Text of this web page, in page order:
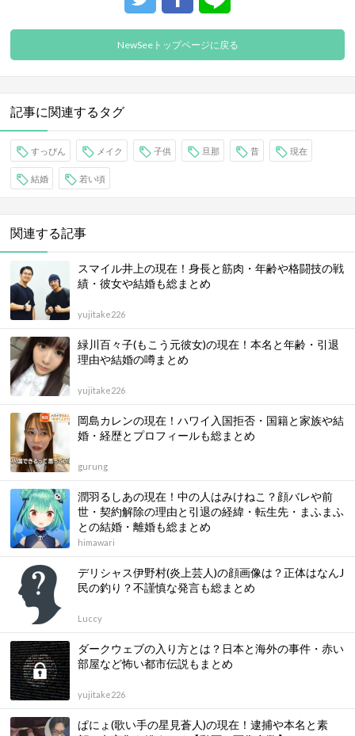
NewSeeトップページに戻る
記事に関連するタグ
すっぴん メイク 子供 旦那 昔 現在
結婚 若い頃
関連する記事
スマイル井上の現在！身長と筋肉・年齢や格闘技の戦
績・彼女や結婚も総まとめ
yujitake226
緑川百々子(もこう元彼女)の現在！本名と年齢・引退
理由や結婚の噂まとめ
yujitake226
岡島カレンの現在！ハワイ入国拒否・国籍と家族や結
婚・経歴とプロフィールも総まとめ
gurung
潤羽るしあの現在！中の人はみけねこ？顔バレや前
世・契約解除の理由と引退の経緯・転生先・まふまふ
との結婚・離婚も総まとめ
himawari
デリシャス伊野村(炎上芸人)の顔画像は？正体はなんJ
民の釣り？不謹慎な発言も総まとめ
Luccy
ダークウェブの入り方とは？日本と海外の事件・赤い
部屋など怖い都市伝説もまとめ
yujitake226
ぱにょ(歌い手の星見蒼人)の現在！逮捕や本名と素